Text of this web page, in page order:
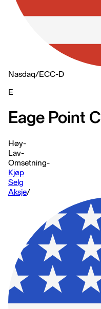
Nasdaq/ECC-D
E
Eage Point
Høy-
Lav-
Omsetning-
Kjøp
Selg
Aksje/